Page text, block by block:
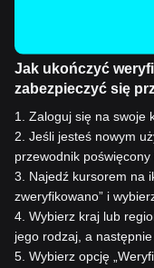
Jak ukończyć
zabezpieczyć się
1
Zaloguj się na swoje
2 Jeśli jesteś nowym
przewodnik poświęcony
3
Najedź kursorem na
zweryfikowano” i
4 Wybierz kraj lub
jego rodzaj, a
5 Wybierz opcję